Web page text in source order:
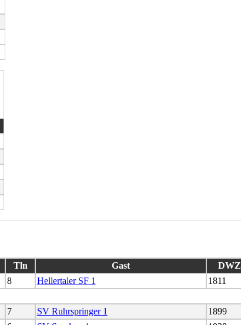
Tln Gast
DWZ
8 Hellertaler SF 1
1811
7 SV Ruhrspringer 1
1899